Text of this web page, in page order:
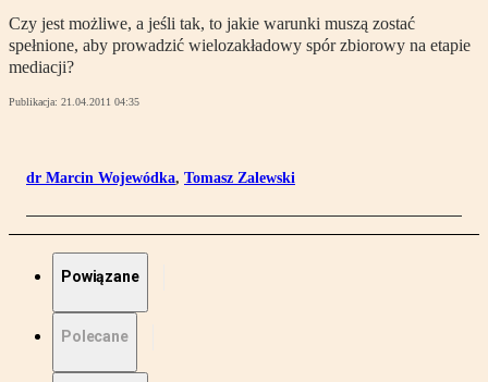
Czy jest możliwe, a jeśli tak, to jakie warunki muszą zostać
spełnione, aby prowadzić wielozakładowy spór zbiorowy na etapie
mediacji?
Publikacja: 21.04.2011 04:35
dr Marcin Wojewódka, Tomasz Zalewski
Powiązane
Polecane